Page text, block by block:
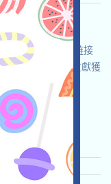
打开活动页面，链接
錄獲得10積分，貢獻獲
07/23
查阅详情